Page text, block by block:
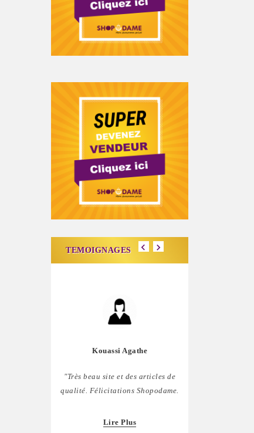
TEMOIGNAGES
Kouassi Agathe
"Très beau site et des articles de
qualité. Félicitations Shopodame.
Lire Plus